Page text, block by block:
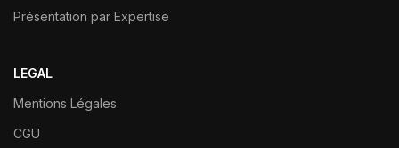
Présentation par Expertise
LEGAL
Mentions Légales
CGU